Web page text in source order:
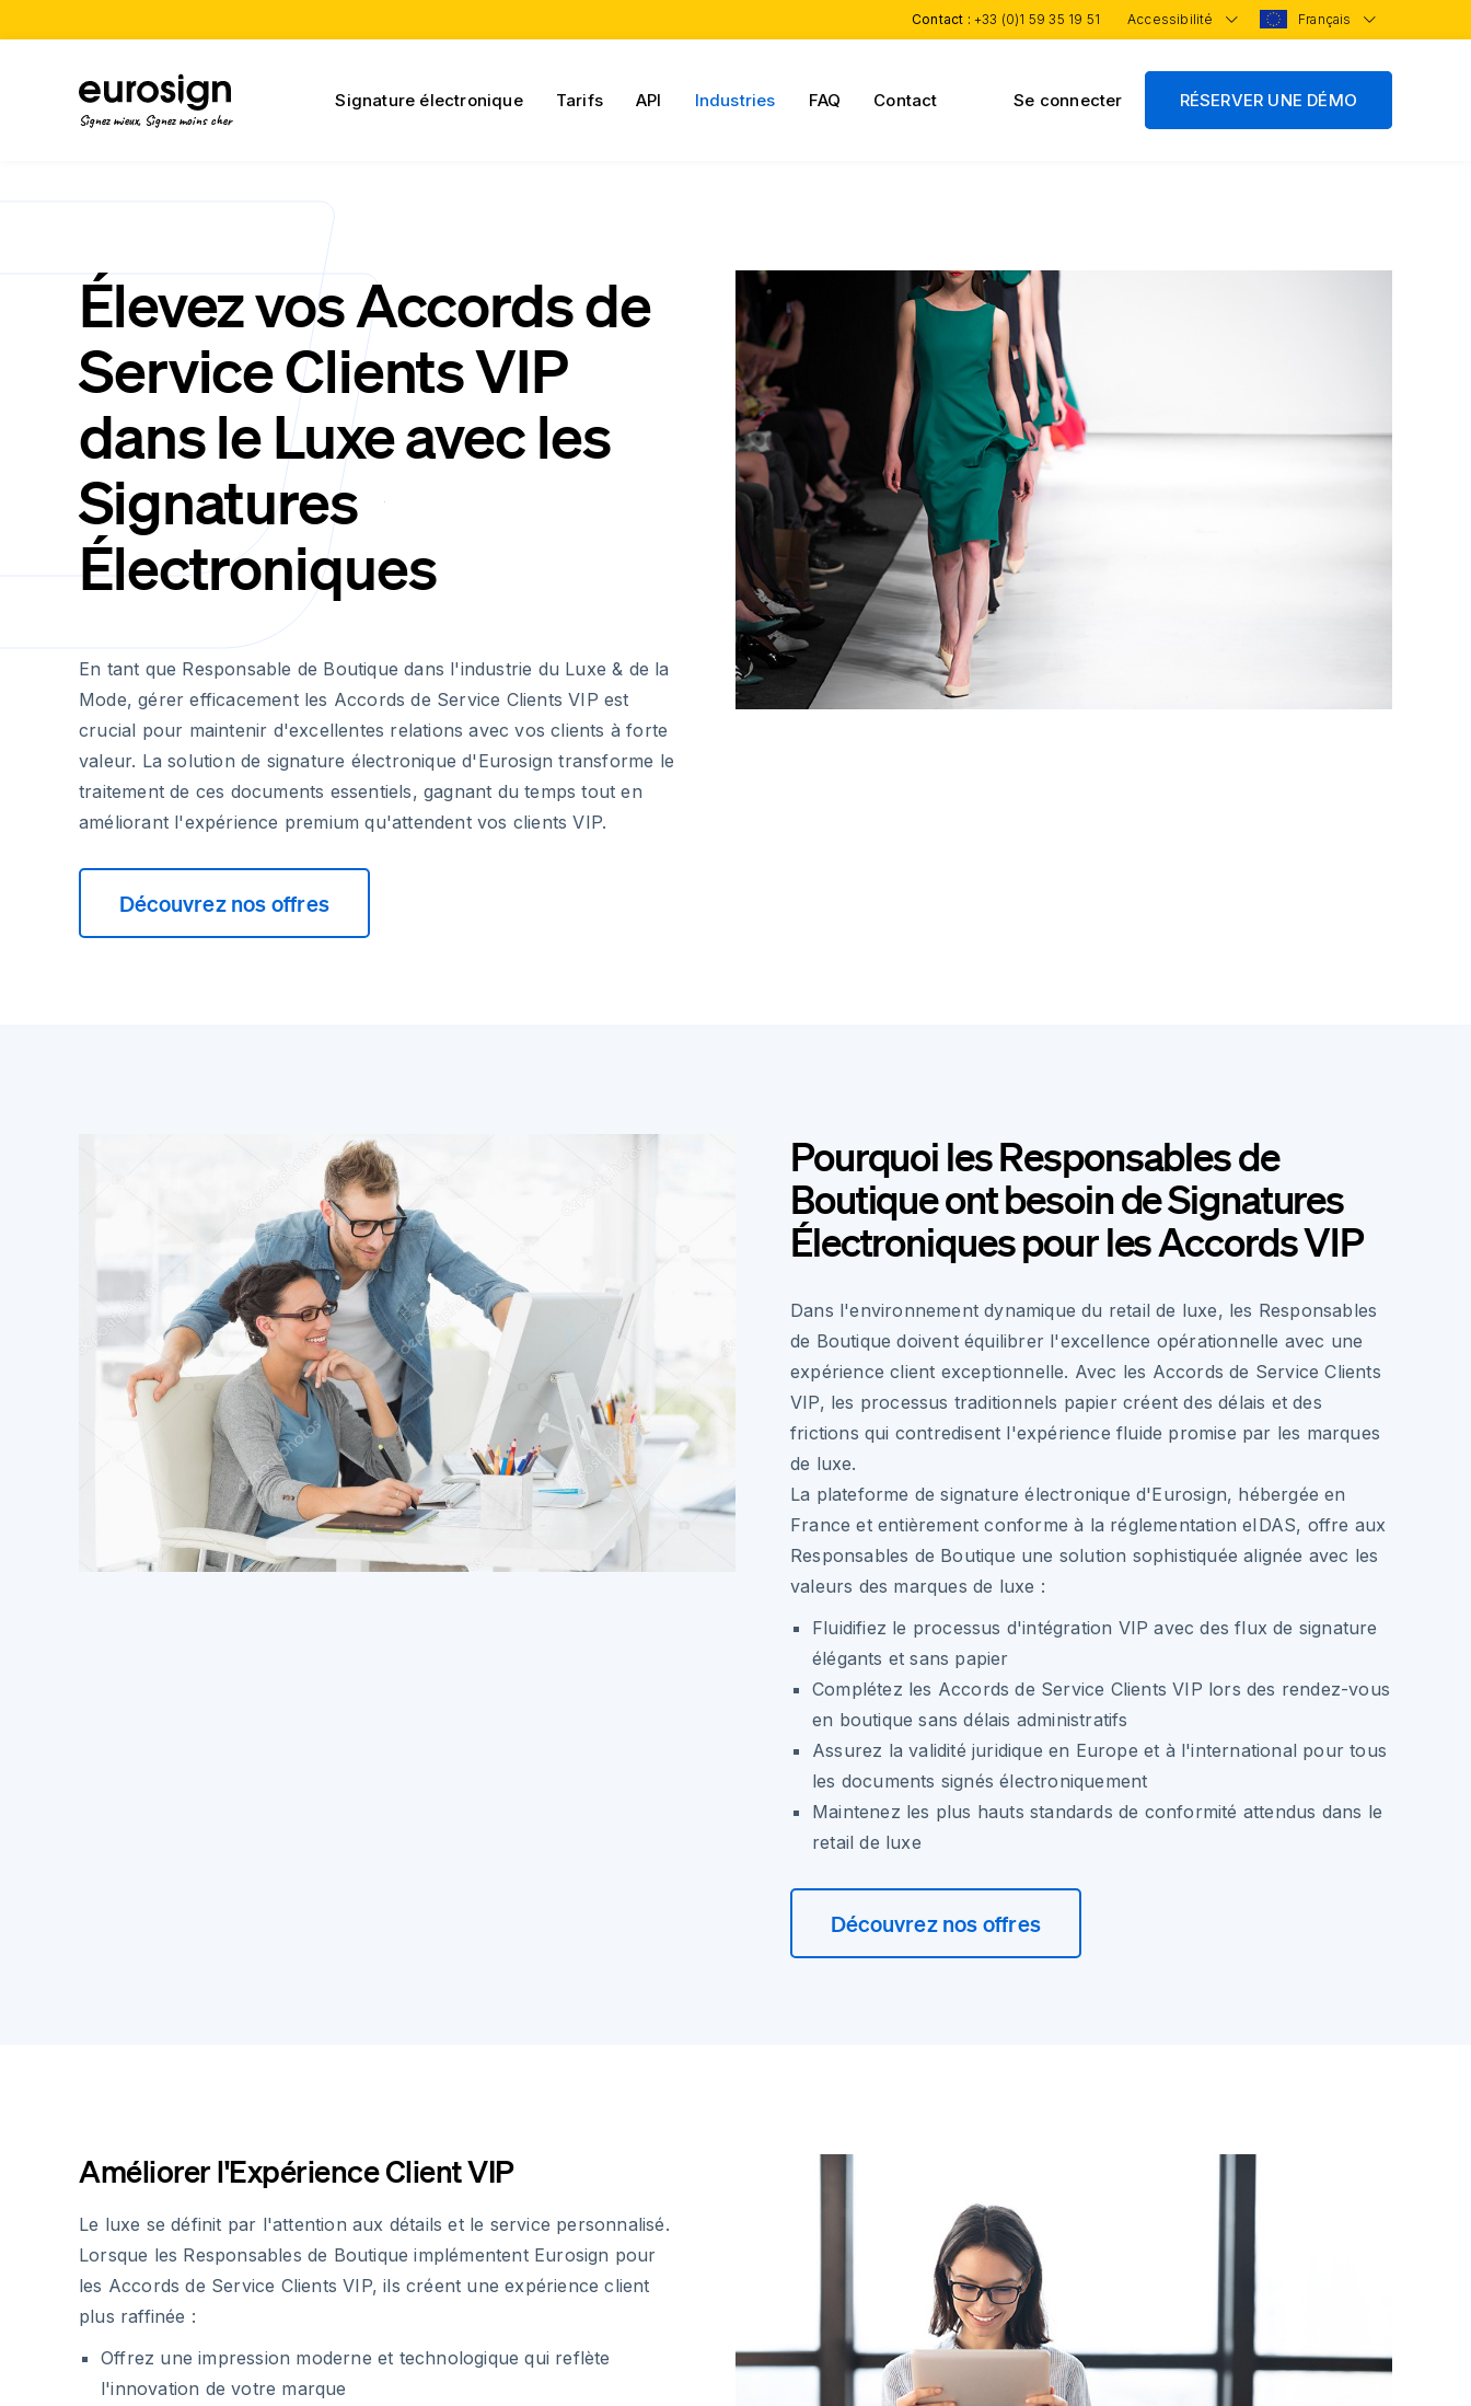
Contact : +33 (0)1 59 35 19 51 Accessibilité Français
Signez mieux, Signez moins cher
Signature électronique Tarifs API Industries FAQ Contact Se connecter RÉSERVER UNE DÉMO
Élevez vos Accords de
Service Clients VIP
dans le Luxe avec les
Signatures
Électroniques
En tant que Responsable de Boutique dans l'industrie du Luxe & de la
Mode, gérer efficacement les Accords de Service Clients VIP est
crucial pour maintenir d'excellentes relations avec vos clients à forte
valeur. La solution de signature électronique d'Eurosign transforme le
traitement de ces documents essentiels, gagnant du temps tout en
améliorant l'expérience premium qu'attendent vos clients VIP.
Découvrez nos offres
Pourquoi les Responsables de
Boutique ont besoin de Signatures
Électroniques pour les Accords VIP
Dans l'environnement dynamique du retail de luxe, les Responsables
de Boutique doivent équilibrer l'excellence opérationnelle avec une
expérience client exceptionnelle. Avec les Accords de Service Clients
VIP, les processus traditionnels papier créent des délais et des
frictions qui contredisent l'expérience fluide promise par les marques
de luxe.
La plateforme de signature électronique d'Eurosign, hébergée en
France et entièrement conforme à la réglementation eIDAS, offre aux
Responsables de Boutique une solution sophistiquée alignée avec les
valeurs des marques de luxe :
Fluidifiez le processus d'intégration VIP avec des flux de signature
élégants et sans papier
Complétez les Accords de Service Clients VIP lors des rendez-vous
en boutique sans délais administratifs
Assurez la validité juridique en Europe et à l'international pour tous
les documents signés électroniquement
Maintenez les plus hauts standards de conformité attendus dans le
retail de luxe
Découvrez nos offres
Améliorer l'Expérience Client VIP
Le luxe se définit par l'attention aux détails et le service personnalisé.
Lorsque les Responsables de Boutique implémentent Eurosign pour
les Accords de Service Clients VIP, ils créent une expérience client
plus raffinée :
Offrez une impression moderne et technologique qui reflète
l'innovation de votre marque